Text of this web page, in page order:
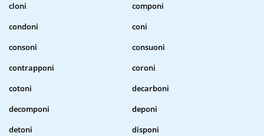
cloni
componi
condoni
coni
consoni
consuoni
contrapponi
coroni
cotoni
decarboni
decomponi
deponi
detoni
disponi